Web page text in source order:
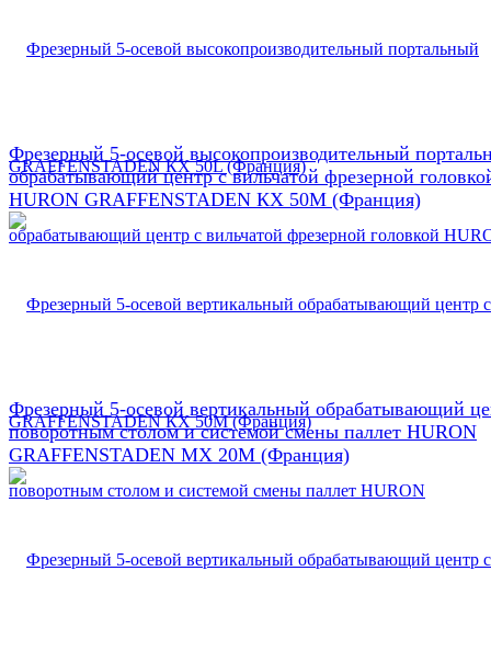
Фрезерный 5-осевой высокопроизводительный
обрабатывающий центр с вильчатой фрезерной
HURON GRAFFENSTADEN КX 50М (Франция)
Фрезерный 5-осевой вертикальный обрабатывающий
поворотным столом и системой смены паллет HURON
GRAFFENSTADEN МX 20М (Франция)